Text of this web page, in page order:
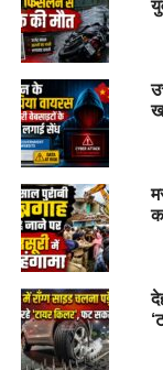
सतर्कता से जांच की जा
हो तो वह भी सामने
#
#DehradunNews
RELATED TOPICS:
LABORER COUPLE
SUSPICIOUS
PWD गेस्ट हाउस
गहरी नाराजगी,
DON'T MISS